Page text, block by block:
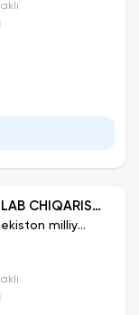
CHIQARISH
milliy